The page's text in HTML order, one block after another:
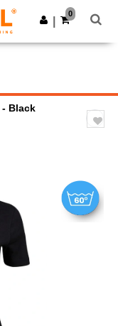
Last ned app
0
- Black